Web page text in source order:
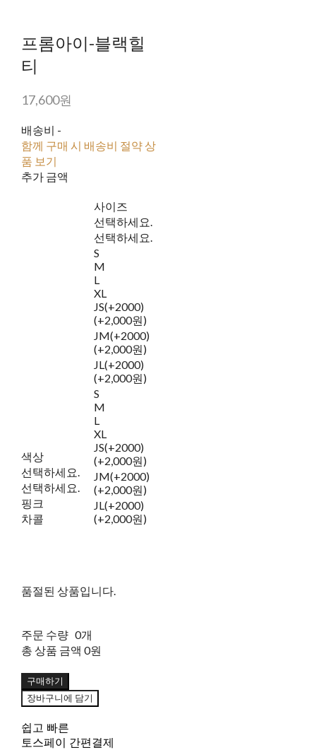
프롬아이-블랙힐
티
17,600원
배송비 -
함께 구매 시 배송비 절약 상
품 보기
추가 금액
색상
선택하세요.
선택하세요.
핑크
차콜
사이즈
선택하세요.
선택하세요.
S
M
L
XL
JS(+2000)
(+2,000원)
JM(+2000)
(+2,000원)
JL(+2000)
(+2,000원)
S
M
L
XL
JS(+2000)
(+2,000원)
JM(+2000)
(+2,000원)
JL(+2000)
(+2,000원)
품절된 상품입니다.
주문 수량 0개
총 상품 금액 0원
구매하기
장바구니에 담기
쉽고 빠른
토스페이 간편결제